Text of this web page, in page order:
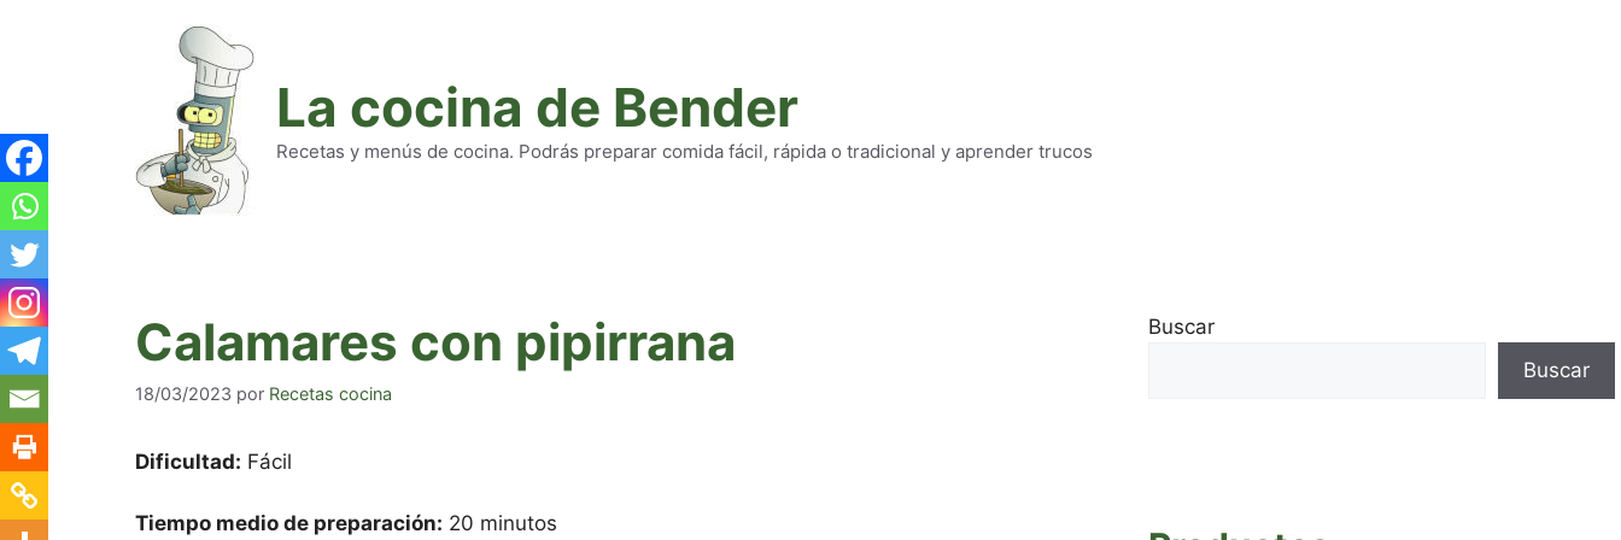
La cocina de Bender
Recetas y menús de cocina. Podrás preparar comida fácil, rápida o tradicional y aprender trucos
Calamares con pipirrana
18/03/2023 por Recetas cocina
Dificultad: Fácil
Tiempo medio de preparación: 20 minutos
Buscar
Buscar